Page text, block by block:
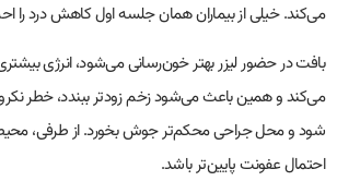
می‌کند. خیلی از بیماران همان جلسه اول کاهش درد را
بافت در حضور لیزر بهتر خون‌رسانی می‌شود، انرژی
می‌کند و همین باعث می‌شود زخم زودتر ببندد، خطر
شود و محل جراحی محکم‌تر جوش بخورد. از طرفی،
احتمال عفونت پایین‌تر باشد.